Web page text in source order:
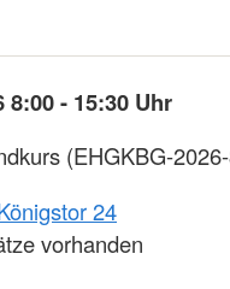
8:00 - 15:30 Uhr
(EHGKBG-
24
vorhanden